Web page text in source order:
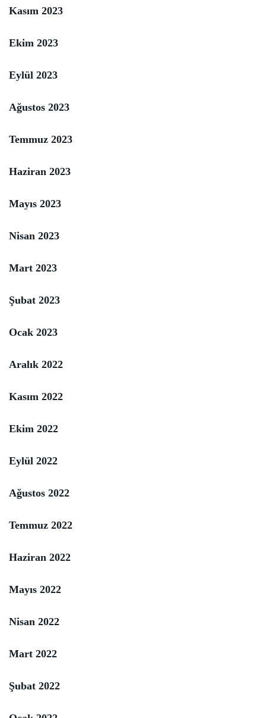
Kasım 2023
Ekim 2023
Eylül 2023
Ağustos 2023
Temmuz 2023
Haziran 2023
Mayıs 2023
Nisan 2023
Mart 2023
Şubat 2023
Ocak 2023
Aralık 2022
Kasım 2022
Ekim 2022
Eylül 2022
Ağustos 2022
Temmuz 2022
Haziran 2022
Mayıs 2022
Nisan 2022
Mart 2022
Şubat 2022